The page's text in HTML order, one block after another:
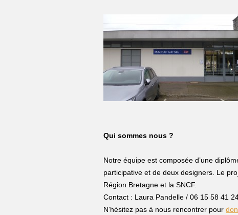
Qui sommes nous ?
Notre équipe est composée d’une
participative et de deux designers. Le
Région Bretagne et la SNCF.
Contact : Laura Pandelle / 06 15 58 41
N’hésitez pas à nous rencontrer pour